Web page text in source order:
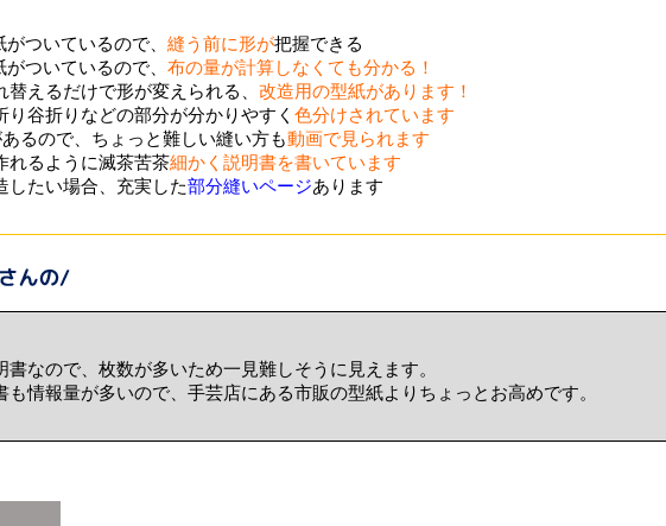
ついているので、 縫う前に形が把握できる
ついているので、 布の量が計算しなくても分かる！
替えるだけで形が変えられる、 改造用の型紙があります！
り谷折りなどの部分が分かりやすく 色分けされています
るので、ちょっと難しい縫い方も動画で見られます
れるように滅茶苦茶細かく説明書を書いています
したい場合、充実した部分縫いページあります
書なので、枚数が多いため一見難しそうに見えます。
も情報量が多いので、手芸店にある市販の型紙よりちょっとお高めです。